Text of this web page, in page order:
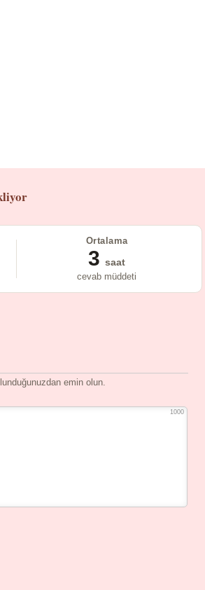
Ortalama
3 saat
cevab müddeti
emin olun.
1000